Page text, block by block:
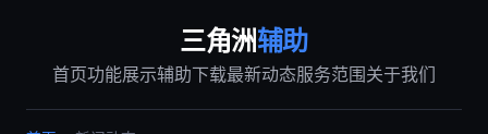
三角洲辅助
首页功能展示辅助下载最新动态服务范围关于我们